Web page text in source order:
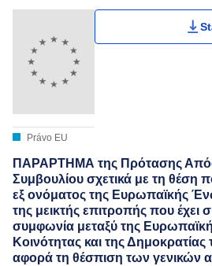
Právo EU
ΠΑΡΑΡΤΗΜΑ της Πρότασης
Συμβουλίου σχετικά με τη θέση
εξ ονόματος της Ευρωπαϊκής
της μεικτής επιτροπής που έχει
συμφωνία μεταξύ της
Κοινότητας και της
αφορά τη θέσπιση των γενικών